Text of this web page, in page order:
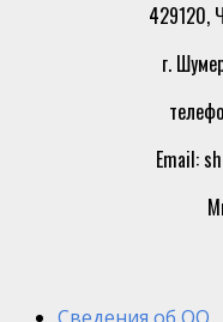
429120,
г.
Email: